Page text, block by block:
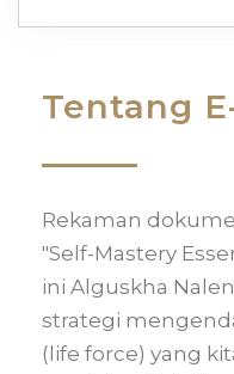
Tentang
Rekaman
"Self-Mastery
ini Alguskha
strategi
(life force) yang